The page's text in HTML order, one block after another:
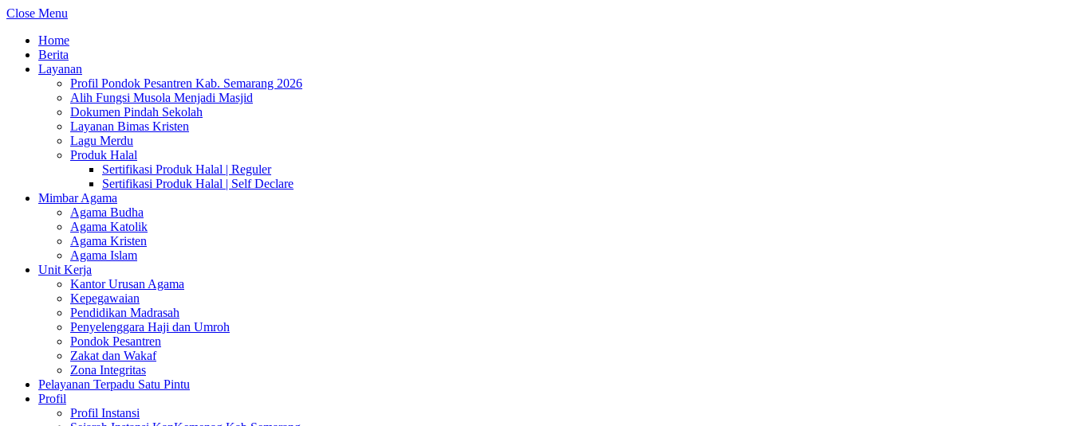
Close Menu
Home
Berita
Layanan
Profil Pondok Pesantren Kab. Semarang 2026
Alih Fungsi Musola Menjadi Masjid
Dokumen Pindah Sekolah
Layanan Bimas Kristen
Lagu Merdu
Produk Halal
Sertifikasi Produk Halal | Reguler
Sertifikasi Produk Halal | Self Declare
Mimbar Agama
Agama Budha
Agama Katolik
Agama Kristen
Agama Islam
Unit Kerja
Kantor Urusan Agama
Kepegawaian
Pendidikan Madrasah
Penyelenggara Haji dan Umroh
Pondok Pesantren
Zakat dan Wakaf
Zona Integritas
Pelayanan Terpadu Satu Pintu
Profil
Profil Instansi